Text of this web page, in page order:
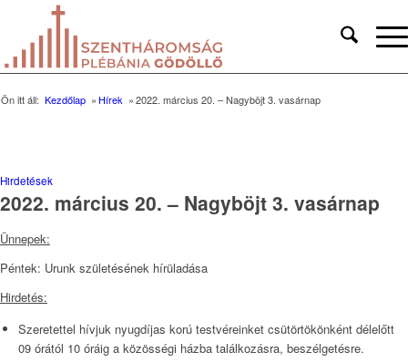
Ön itt áll: Kezdőlap » Hírek »2022. március 20. – Nagyböjt 3. vasárnap
Hirdetések
2022. március 20. – Nagyböjt 3. vasárnap
Ünnepek:
Péntek: Urunk születésének hírüladása
Hirdetés:
Szeretettel hívjuk nyugdíjas korú testvéreinket csütörtökönként délelőtt
09 órától 10 óráig a közösségi házba találkozásra, beszélgetésre.